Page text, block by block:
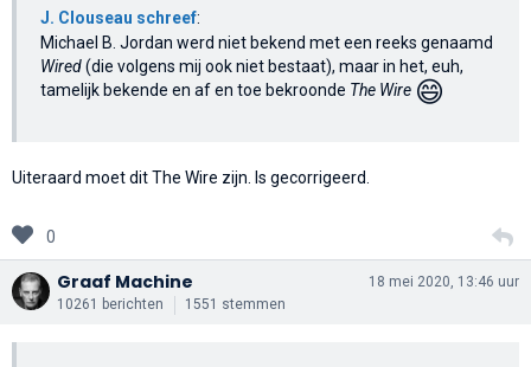
J. Clouseau schreef:
Michael B. Jordan werd niet bekend met een reeks genaamd
Wired(die volgens mij ook niet bestaat), maar in het, euh,
tamelijk bekende en af en toe bekroonde The Wire 😄
Uiteraard moet dit The Wire zijn. Is gecorrigeerd.
0
Graaf Machine
10261 berichten 1551 stemmen
18 mei 2020, 13:46 uur